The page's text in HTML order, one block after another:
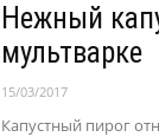
Нежный
мультварке
15/03/2017
Капустный пирог